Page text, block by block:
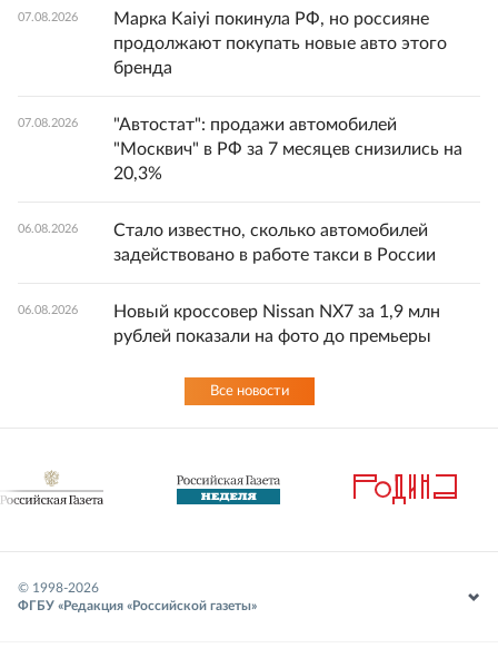
07.08.2026
Марка Kaiyi покинула РФ, но россияне
продолжают покупать новые авто этого
бренда
07.08.2026
"Автостат": продажи автомобилей
"Москвич" в РФ за 7 месяцев снизились на
20,3%
06.08.2026
Стало известно, сколько автомобилей
задействовано в работе такси в России
06.08.2026
Новый кроссовер Nissan NX7 за 1,9 млн
рублей показали на фото до премьеры
Все новости
© 1998-2026
ФГБУ «Редакция «Российской газеты»